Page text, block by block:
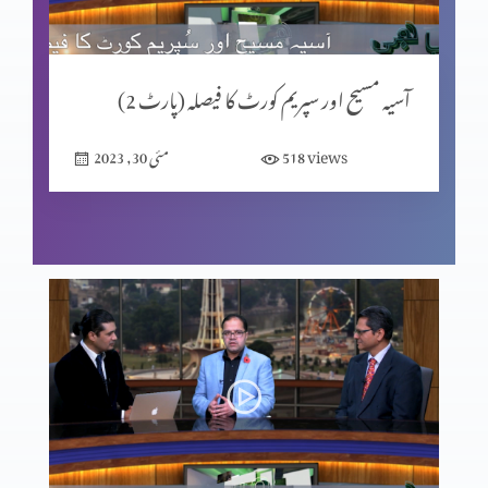
مسیحی قیادات کا مستقبل (پارٹ 2)
مسیحی قیادت کا مستقبل (حصہ 1)
مردم شماری یا مسیحی نسل کشی
بھولے بسرے محسنِ پاکستان
آسیہ مسیح اور سپریم کورٹ کا فیصلہ (پارٹ 2)
مئی 30, 2023 518views